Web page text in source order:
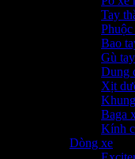
Tay
Bao
Gù
Dung
Xịt
Baga
Kính
Dòng xe